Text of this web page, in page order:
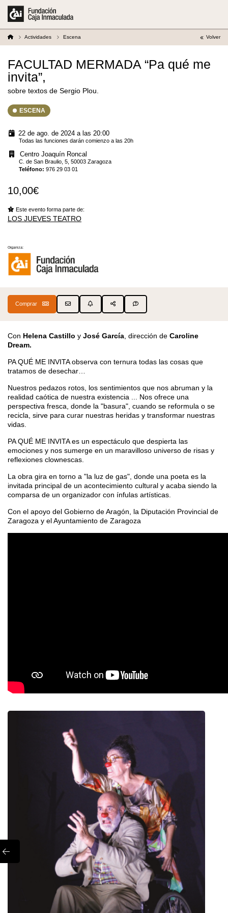
Actividades Escena Volver
FACULTAD MERMADA “Pa qué me
invita”,
sobre textos de Sergio Plou.
ESCENA
22 de ago. de 2024 a las 20:00
Todas las funciones darán comienzo a las 20h
Centro Joaquín Roncal
C. de San Braulio, 5, 50003 Zaragoza
Teléfono:976 29 03 01
10,00€
Este evento forma parte de:
LOS JUEVES TEATRO
Organiza:
Comprar
Con Helena Castillo y José García , dirección de Caroline
Dream.
PA QUÉ ME INVITA observa con ternura todas las cosas que
tratamos de desechar…
Nuestros pedazos rotos, los sentimientos que nos abruman y la
realidad caótica de nuestra existencia ... Nos ofrece una
perspectiva fresca, donde la "basura", cuando se reformula o se
recicla, sirve para curar nuestras heridas y transformar nuestras
vidas.
PA QUÉ ME INVITA es un espectáculo que despierta las
emociones y nos sumerge en un maravilloso universo de risas y
reflexiones clownescas.
La obra gira en torno a "la luz de gas", donde una poeta es la
invitada principal de un acontecimiento cultural y acaba siendo la
comparsa de un organizador con ínfulas artísticas.
Con el apoyo del Gobierno de Aragón, la Diputación Provincial de
Zaragoza y el Ayuntamiento de Zaragoza